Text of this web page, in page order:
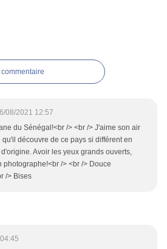
08/2021 12:57
du Sénégal!<br /> <br /> J'aime son air
découvre de ce pays si différent en
Avoir les yeux grands ouverts,
photographe!<br /> <br /> Douce
/> Bises